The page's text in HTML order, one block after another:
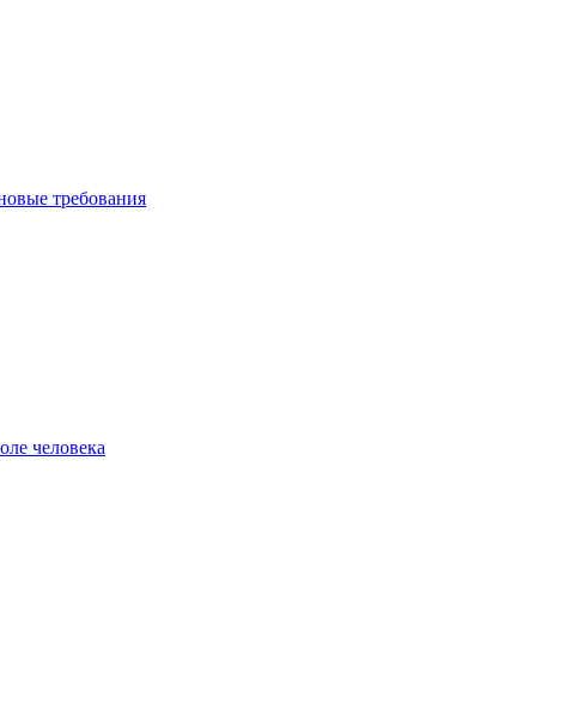
требования
человека